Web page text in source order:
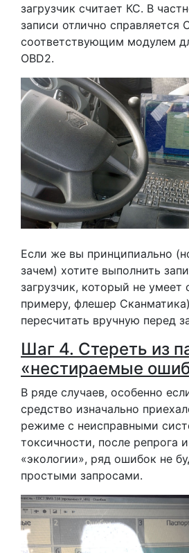
загрузчик считает КС. В
записи отлично справляется
соответствующим модулем
OBD2.
Если же вы принципиально
зачем) хотите выполнить
загрузчик, который не умеет
примеру, флешер
пересчитать вручную перед
Шаг 4. Стереть из
«нестираемые
В ряде случаев, особенно
средство изначально
режиме с неисправными
токсичности, после репрога
«экологии», ряд ошибок не
простыми запросами.